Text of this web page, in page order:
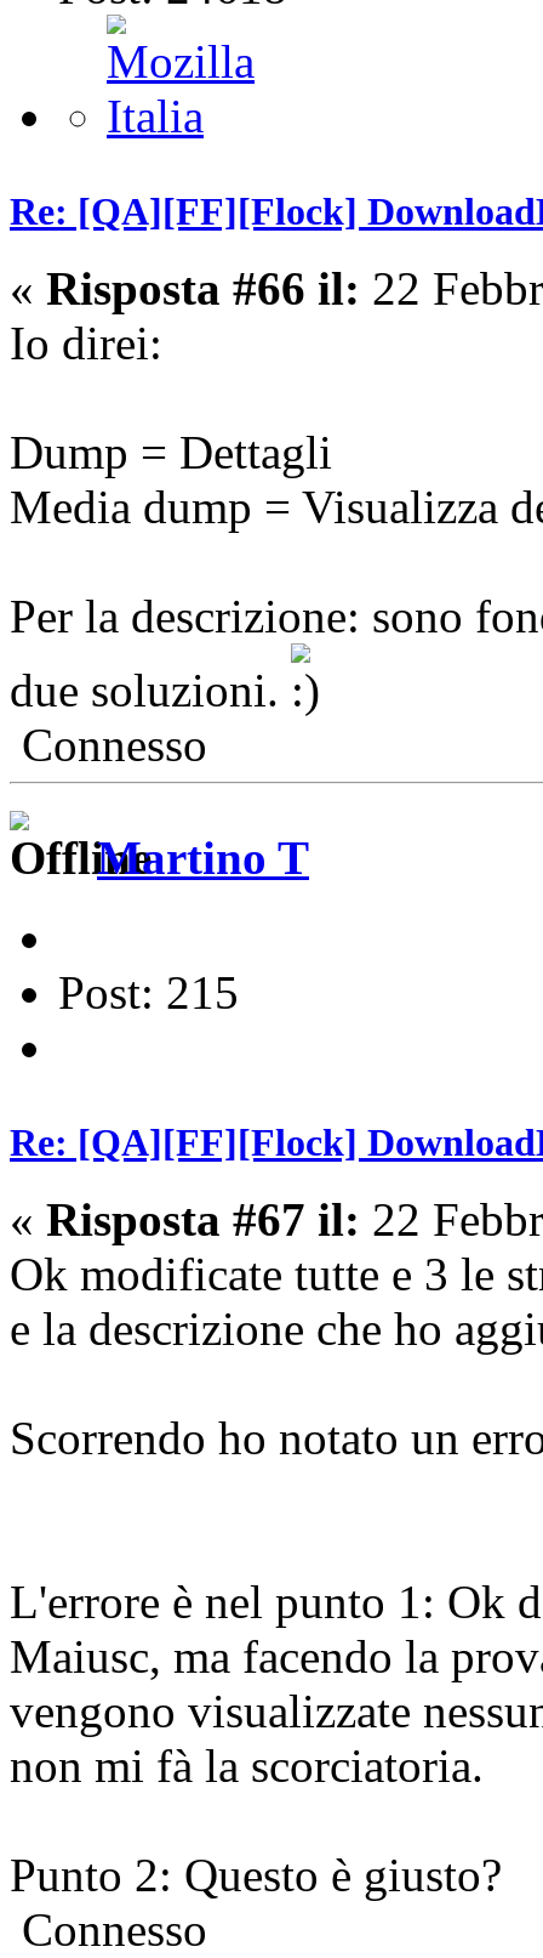
Re: [QA][FF][Flock]
« Risposta #66 il: 22
Io direi:
Dump = Dettagli
Media dump = Visualizza
Per la descrizione: sono
due soluzioni.
Connesso
Martino T
Post: 215
Re: [QA][FF][Flock]
« Risposta #67 il: 22
Ok modificate tutte e 3 le
e la descrizione che ho
Scorrendo ho notato un
L'errore è nel punto 1: Ok
Maiusc, ma facendo la
vengono visualizzate
non mi fà la scorciatoria.
Punto 2: Questo è giusto?
Connesso